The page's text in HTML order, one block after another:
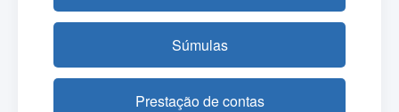
Súmulas
Prestação de contas